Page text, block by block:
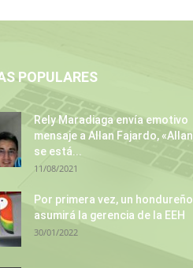
POPULARES
Rely Maradiaga envía emotivo
mensaje a Allan Fajardo, «Allan
se está...
11/08/2021
Por primera vez, un hondureño
asumirá la gerencia de la EEH
30/01/2022